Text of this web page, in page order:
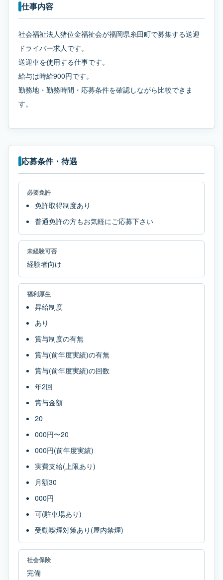
仕事内容
社会福祉法人猪位金福祉会が福岡県糸田町で募集する送迎
ドライバー求人です。
送迎車を使用する仕事です。
給与は時給900円です。
勤務地・勤務時間・応募条件を確認しながら比較できま
す。
応募条件・待遇
必要免許
免許取得制度あり
普通免許の方もお気軽にご応募下さい
未経験可否
経験者向け
福利厚生
昇給制度
あり
賞与制度の有無
賞与(前年度実績)の有無
賞与(前年度実績)の回数
年2回
賞与金額
20
000円〜20
000円(前年度実績)
実費支給(上限あり)
月額30
000円
可(駐車場あり)
受動喫煙対策あり(屋内禁煙)
社会保険
完備